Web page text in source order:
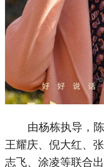
由杨栋执导，
王耀庆、倪大红、
志飞、涂凌等联合